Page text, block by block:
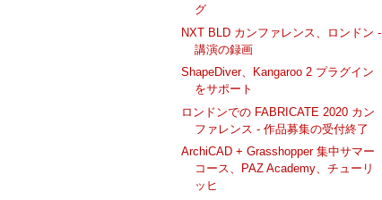
グ
NXT BLD カンファレンス、ロンドン -
講演の録画
ShapeDiver、Kangaroo 2 プラグイン
をサポート
ロンドンでの FABRICATE 2020 カン
ファレンス - 作品募集の受付終了
ArchiCAD + Grasshopper 集中サマー
コース、PAZ Academy、チューリ
ッヒ